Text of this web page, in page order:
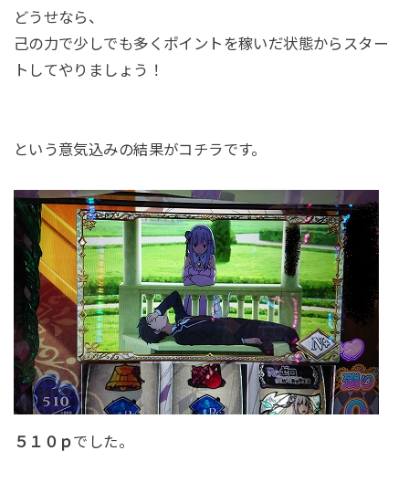
どうせなら、
己の力で少しでも多くポイントを稼いだ状態からスター
トしてやりましょう！
という意気込みの結果がコチラです。
５１０ｐでした。